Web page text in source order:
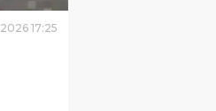
2026 17:25